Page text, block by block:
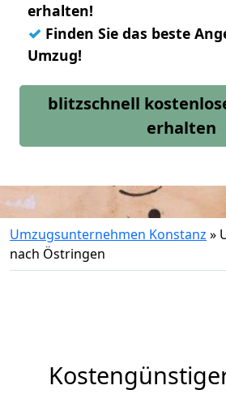
erhalten!
✓ Finden Sie das beste
Umzug!
blitzschnell
erhalten
Umzugsunternehmen Konstanz »
nach Östringen